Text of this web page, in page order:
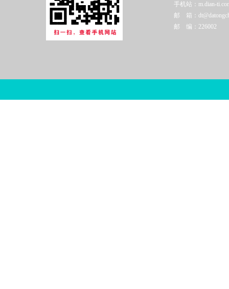
手机站：m.dian-
邮 箱：
邮 编：226002